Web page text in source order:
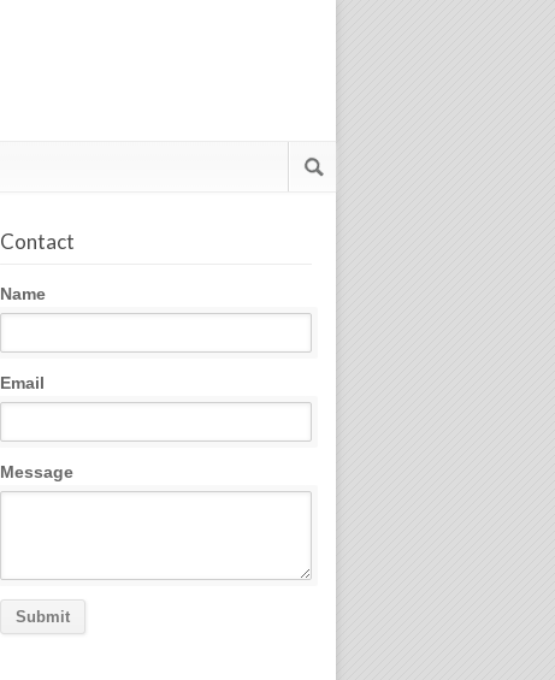
Contact
Name
Email
Message
Submit